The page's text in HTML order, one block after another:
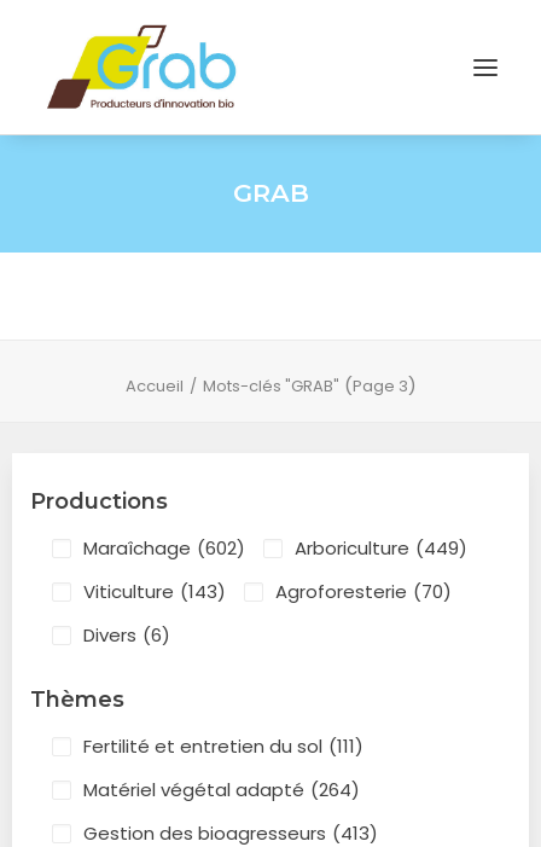
GRAB
Accueil Mots-clés "GRAB" (Page 3)
Productions
Maraîchage (602) Arboriculture (449)
Viticulture (143) Agroforesterie (70)
Divers (6)
Thèmes
Fertilité et entretien du sol (111)
Matériel végétal adapté (264)
Gestion des bioagresseurs (413)